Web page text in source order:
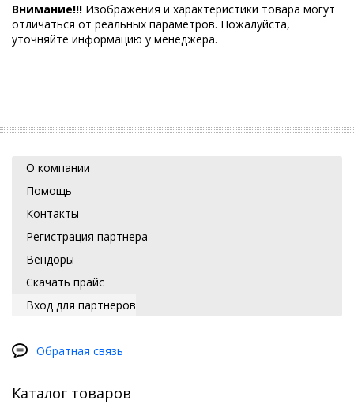
Внимание!!! Изображения и характеристики товара могут
отличаться от реальных параметров. Пожалуйста,
уточняйте информацию у менеджера.
О компании
Помощь
Контакты
Регистрация партнера
Вендоры
Скачать прайс
Вход для партнеров
Обратная связь
Каталог товаров